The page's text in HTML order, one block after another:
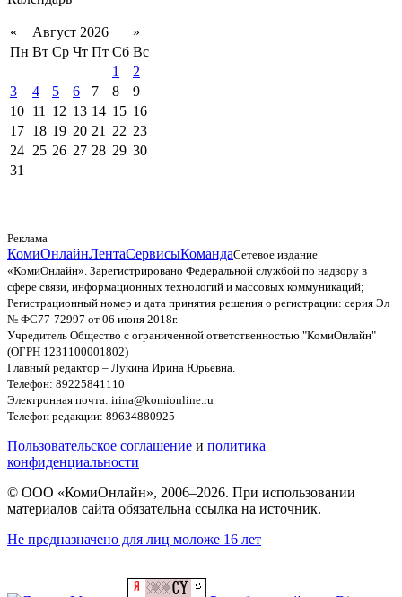
« Август 2026
»
Пн Вт Ср Чт Пт Сб Вс
1
2
3
4 5 6 7 8
9
10 11 12 13 14 15 16
17 18 19 20 21 22 23
24 25 26 27 28 29 30
31
Реклама
КомиОнлайнЛентаСервисыКомандаСетевое издание
«КомиОнлайн». Зарегистрировано Федеральной службой по надзору в
сфере связи, информационных технологий и массовых коммуникаций;
Регистрационный номер и дата принятия решения о регистрации: серия Эл
№ ФС77-72997 от 06 июня 2018г.
Учредитель Общество с ограниченной ответственностью "КомиОнлайн"
(ОГРН 1231100001802)
Главный редактор – Лукина Ирина Юрьевна.
Телефон: 89225841110
Электронная почта: irina@komionline.ru
Телефон редакции: 89634880925
Пользовательское соглашение и политика
конфиденциальности
© ООО «КомиОнлайн», 2006–2026. При использовании
материалов сайта обязательна ссылка на источник.
Не предназначено для лиц моложе 16 лет